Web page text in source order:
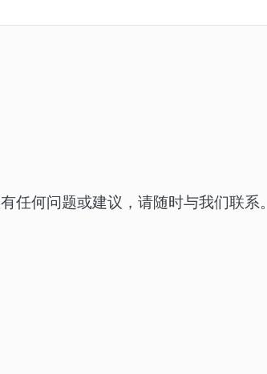
任何问题或建议，请随时与我们联系。